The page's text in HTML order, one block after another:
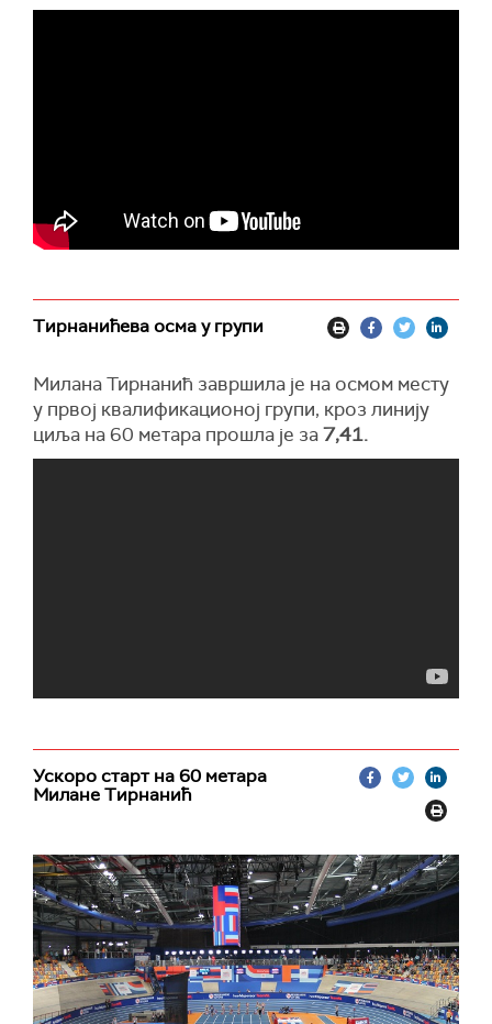
Тирнанићева осма у групи
Милана Тирнанић завршила је на осмом месту
у првој квалификационој групи, кроз линију
циља на 60 метара прошла је за7,41.
Ускоро старт на 60 метара
Милане Тирнанић